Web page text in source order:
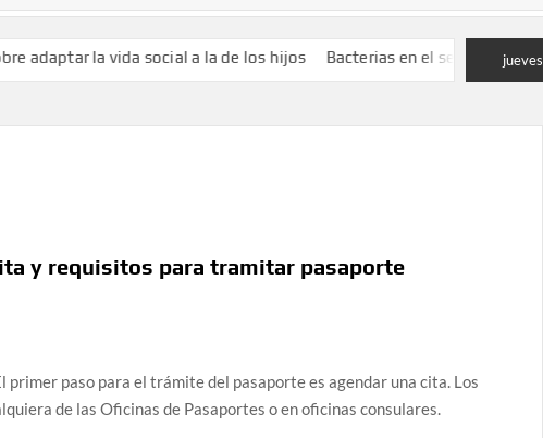
la vida social a la de los hijos Bacterias en el semen también
y requisitos para tramitar pasaporte
primer paso para el trámite del pasaporte es agendar una cita. Los
de las Oficinas de Pasaportes o en oficinas consulares.